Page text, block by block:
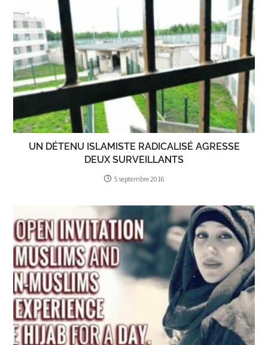
UN DÉTENU ISLAMISTE RADICALISÉ AGRESSE
DEUX SURVEILLANTS
5 septembre 2016